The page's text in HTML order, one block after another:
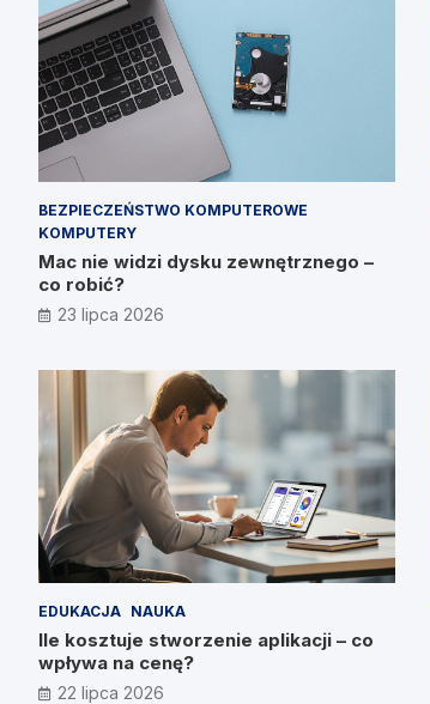
BEZPIECZEŃSTWO KOMPUTEROWE
KOMPUTERY
Mac nie widzi dysku zewnętrznego –
co robić?
23 lipca 2026
EDUKACJA NAUKA
Ile kosztuje stworzenie aplikacji – co
wpływa na cenę?
22 lipca 2026